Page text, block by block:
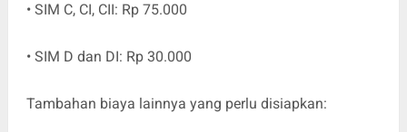
• SIM C, CI, CII: Rp 75.000
• SIM D dan DI: Rp 30.000
Tambahan biaya lainnya yang perlu disiapkan: